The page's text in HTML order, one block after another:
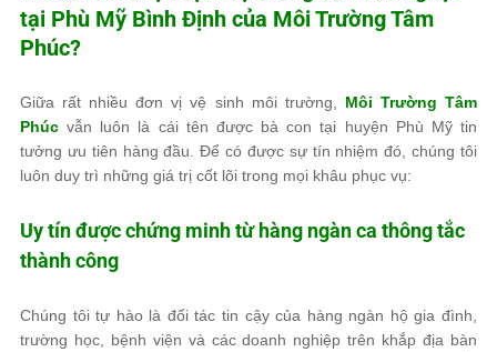
tại Phù Mỹ Bình Định của Môi Trường Tâm
Phúc?
Giữa rất nhiều đơn vị vệ sinh môi trường, Môi Trường Tâm
Phúc vẫn luôn là cái tên được bà con tại huyện Phù Mỹ tin
tưởng ưu tiên hàng đầu. Để có được sự tín nhiệm đó, chúng tôi
luôn duy trì những giá trị cốt lõi trong mọi khâu phục vụ:
Uy tín được chứng minh từ hàng ngàn ca thông tắc
thành công
Chúng tôi tự hào là đối tác tin cậy của hàng ngàn hộ gia đình,
trường học, bệnh viện và các doanh nghiệp trên khắp địa bàn